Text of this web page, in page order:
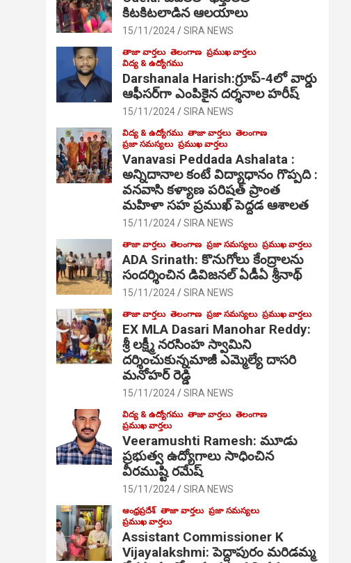
కిటకిటలాడిన ఆల‌యాలు
15/11/2024 SIRA NEWS
తాజా వార్తలు తెలంగాణ ప్రముఖ వార్తలు
విద్య & ఉద్యోగము
Darshanala Harish:గ్రూప్-4లో వార్డు
ఆఫీసర్‌గా ఎంపికైన దర్శనాల హరీష్
15/11/2024 SIRA NEWS
విద్య & ఉద్యోగము తాజా వార్తలు తెలంగాణ
ప్రజా సమస్యలు ప్రముఖ వార్తలు
Vanavasi Peddada Ashalata :
అన్నిదానాల కంటే విద్యాధానం గొప్పది :
వనవాసి కళ్యాణ పరిషత్ ప్రాంత
మహిళా సహ ప్రముఖ్ పెద్దడ ఆశాలత
15/11/2024 SIRA NEWS
తాజా వార్తలు తెలంగాణ ప్రజా సమస్యలు ప్రముఖ వార్తలు
ADA Srinath: కొనుగోలు కేంద్రాల‌ను
సంద‌ర్శించిన డివిజనల్ ఏడీఏ శ్రీనాథ్
15/11/2024 SIRA NEWS
తాజా వార్తలు తెలంగాణ ప్రజా సమస్యలు ప్రముఖ వార్తలు
EX MLA Dasari Manohar Reddy:
శ్రీ లక్ష్మీ నరసింహ స్వామిని
దర్శించుకున్నమాజీ ఎమ్మెల్యే దాసరి
మనోహర్ రెడ్డి
15/11/2024 SIRA NEWS
విద్య & ఉద్యోగము తాజా వార్తలు తెలంగాణ
ప్రముఖ వార్తలు
Veeramushti Ramesh: మూడు
ప్రభుత్వ ఉద్యోగాలు సాధించిన
వీరముష్టి రమేష్
15/11/2024 SIRA NEWS
ఆంధ్రప్రదేశ్ తాజా వార్తలు ప్రజా సమస్యలు
ప్రముఖ వార్తలు
Assistant Commissioner K
Vijayalakshmi: పెద్దాపురం మరిడమ్మ